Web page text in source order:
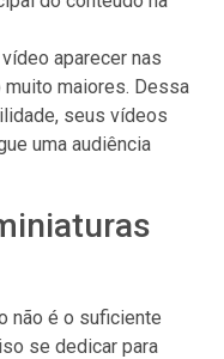
aparecer nas
maiores. Dessa
seus vídeos
uma audiência
não é o suficiente
se dedicar para